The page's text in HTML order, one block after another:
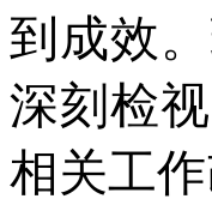
到成效
深刻检
相关工